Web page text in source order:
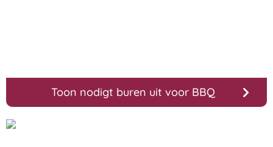
Toon nodigt buren uit voor BBQ